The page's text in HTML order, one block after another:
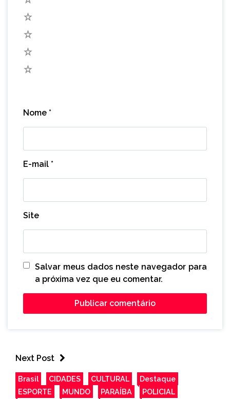
Nome *
E-mail *
Site
Salvar meus dados neste navegador para
a próxima vez que eu comentar.
Next Post
Brasil CIDADES CULTURAL
Destaque
ESPORTE
MUNDO PARAÍBA POLICIAL